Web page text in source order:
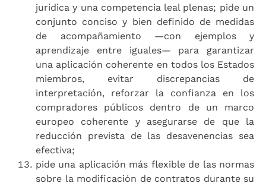
jurídica y una competencia leal plenas; pide un
conjunto conciso y bien definido de medidas
de acompañamiento —con ejemplos y
aprendizaje entre iguales— para garantizar
una aplicación coherente en todos los Estados
miembros, evitar discrepancias de
interpretación, reforzar la confianza en los
compradores públicos dentro de un marco
europeo coherente y asegurarse de que la
reducción prevista de las desavenencias sea
efectiva;
pide una aplicación más flexible de las normas
sobre la modificación de contratos durante su